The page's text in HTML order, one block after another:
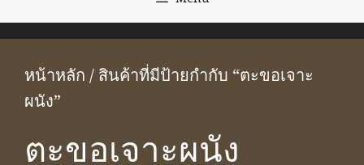
หน้าหลัก / สินค้าที่มีป้ายกำกับ “ตะขอเจาะ
ผนัง”
ตะขอเจาะผนัง